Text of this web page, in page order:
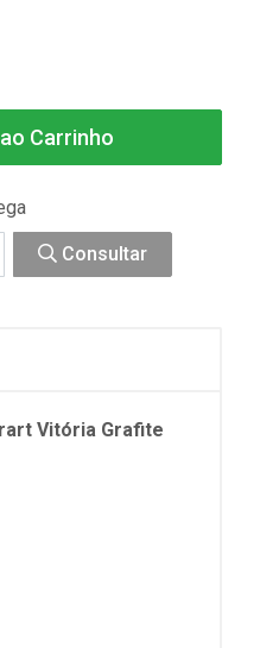
Carrinho
Consultar
Vitória Grafite